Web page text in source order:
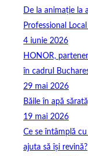
De la animație la
Professional
4 iunie 2026
HONOR,
în cadrul
29 mai 2026
Băile în apă
19 mai 2026
Ce se întâmplă
ajuta să își revină?